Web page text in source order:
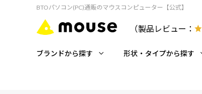
BTOパソコン(PC)通販のマウスコンピューター【公式】
（製品レビュー：
ブランドから探す 形状・タイプから探す